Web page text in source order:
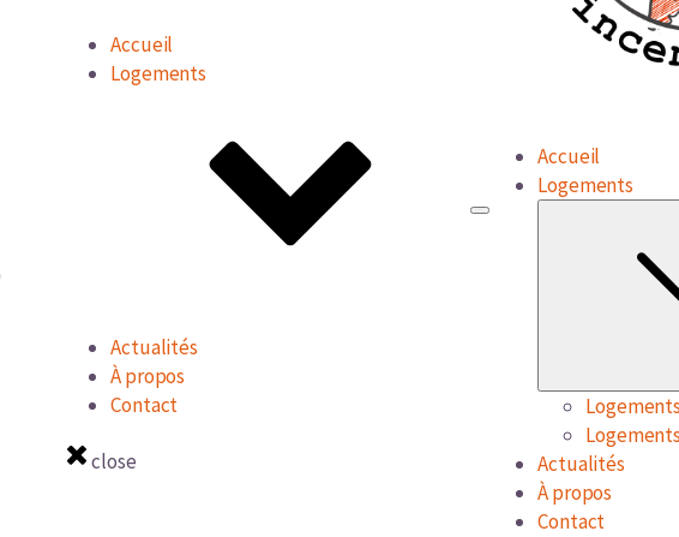
Accueil
Logements
Actualités
À propos
Contact
close
Accueil
Logements
Actualités
À propos
Contact